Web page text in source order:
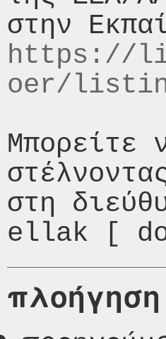
https://
oer/
Μπορείτε
στη